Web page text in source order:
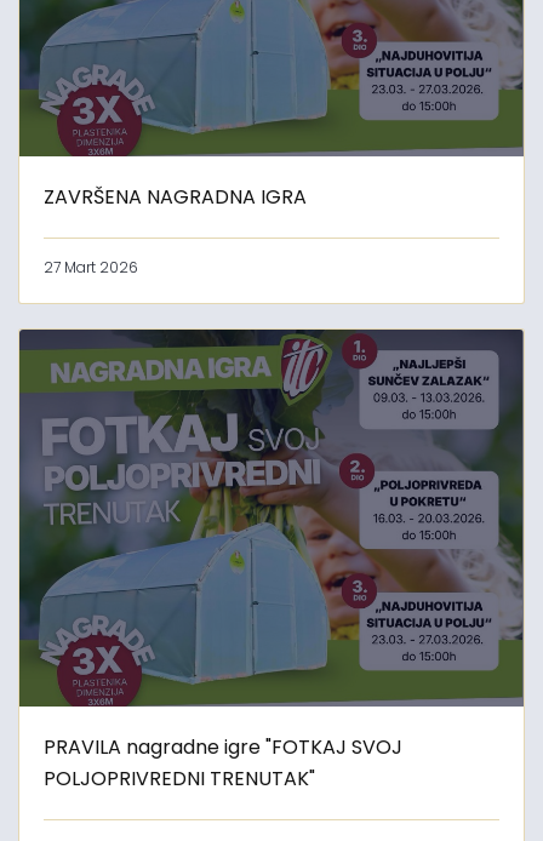
ZAVRŠENA NAGRADNA IGRA
27 Mart 2026
PRAVILA nagradne igre "FOTKAJ SVOJ
POLJOPRIVREDNI TRENUTAK"